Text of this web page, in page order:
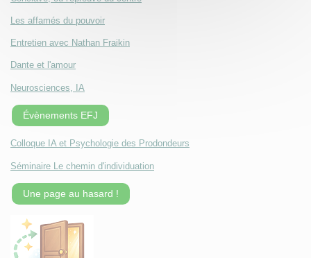
Les affamés du pouvoir
Entretien avec Nathan Fraikin
Dante et l'amour
Neurosciences, IA
Évènements EFJ
Colloque IA et Psychologie des Prodondeurs
Séminaire Le chemin d'individuation
Une page au hasard !